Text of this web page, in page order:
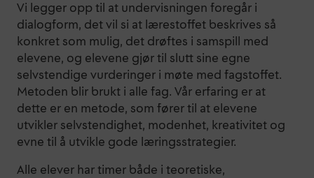
Vi legger opp til at undervisningen foregår i
dialogform, det vil si at lærestoffet beskrives så
konkret som mulig, det drøftes i samspill med
elevene, og elevene gjør til slutt sine egne
selvstendige vurderinger i møte med fagstoffet.
Metoden blir brukt i alle fag. Vår erfaring er at
dette er en metode, som fører til at elevene
utvikler selvstendighet, modenhet, kreativitet og
evne til å utvikle gode læringsstrategier.
Alle elever har timer både i teoretiske,